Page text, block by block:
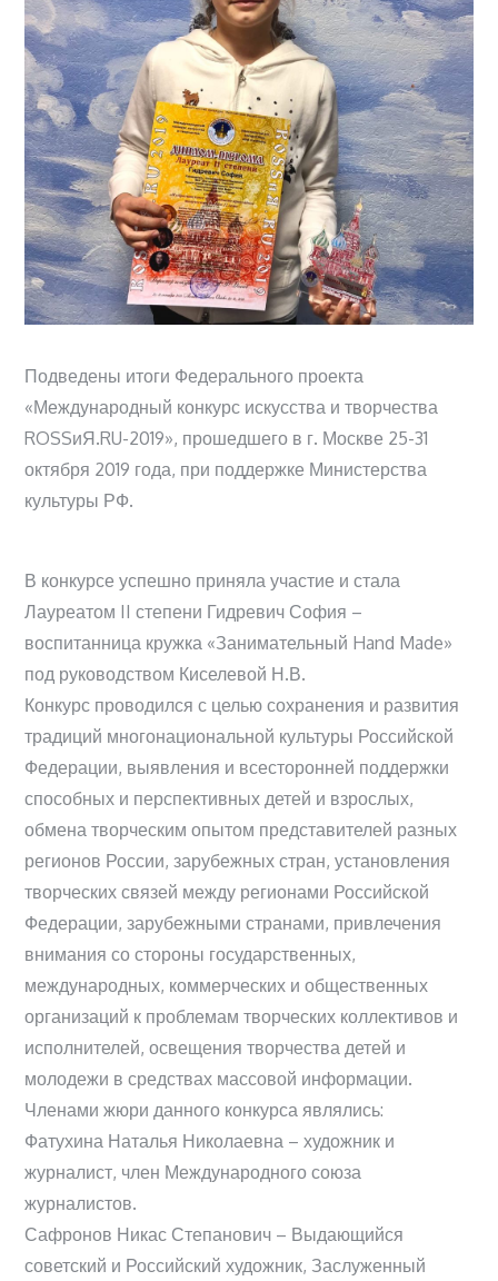
Подведены итоги Федерального проекта
«Международный конкурс искусства и творчества
ROSSиЯ.RU-2019», прошедшего в г. Москве 25-31
октября 2019 года, при поддержке Министерства
культуры РФ.
В конкурсе успешно приняла участие и стала
Лауреатом II степени Гидревич София –
воспитанница кружка «Занимательный Hand Made»
под руководством Киселевой Н.В.
Конкурс проводился с целью сохранения и развития
традиций многонациональной культуры Российской
Федерации, выявления и всесторонней поддержки
способных и перспективных детей и взрослых,
обмена творческим опытом представителей разных
регионов России, зарубежных стран, установления
творческих связей между регионами Российской
Федерации, зарубежными странами, привлечения
внимания со стороны государственных,
международных, коммерческих и общественных
организаций к проблемам творческих коллективов и
исполнителей, освещения творчества детей и
молодежи в средствах массовой информации.
Членами жюри данного конкурса являлись:
Фатухина Наталья Николаевна – художник и
журналист, член Международного союза
журналистов.
Сафронов Никас Степанович – Выдающийся
советский и Российский художник, Заслуженный